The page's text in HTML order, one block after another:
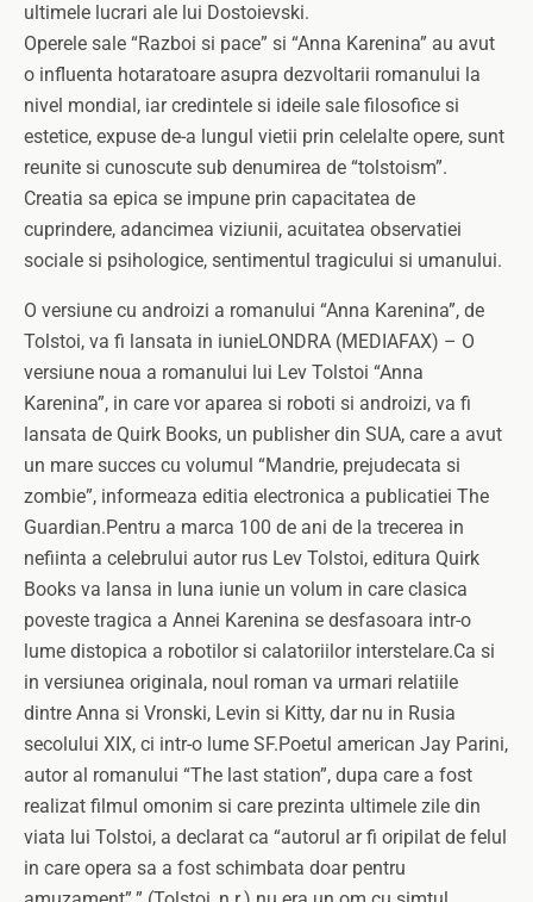
ultimele lucrari ale lui Dostoievski.
Operele sale “Razboi si pace” si “Anna Karenina” au avut
o influenta hotaratoare asupra dezvoltarii romanului la
nivel mondial, iar credintele si ideile sale filosofice si
estetice, expuse de-a lungul vietii prin celelalte opere, sunt
reunite si cunoscute sub denumirea de “tolstoism”.
Creatia sa epica se impune prin capacitatea de
cuprindere, adancimea viziunii, acuitatea observatiei
sociale si psihologice, sentimentul tragicului si umanului.
O versiune cu androizi a romanului “Anna Karenina”, de
Tolstoi, va fi lansata in iunieLONDRA (MEDIAFAX) – O
versiune noua a romanului lui Lev Tolstoi “Anna
Karenina”, in care vor aparea si roboti si androizi, va fi
lansata de Quirk Books, un publisher din SUA, care a avut
un mare succes cu volumul “Mandrie, prejudecata si
zombie”, informeaza editia electronica a publicatiei The
Guardian.Pentru a marca 100 de ani de la trecerea in
nefiinta a celebrului autor rus Lev Tolstoi, editura Quirk
Books va lansa in luna iunie un volum in care clasica
poveste tragica a Annei Karenina se desfasoara intr-o
lume distopica a robotilor si calatoriilor interstelare.Ca si
in versiunea originala, noul roman va urmari relatiile
dintre Anna si Vronski, Levin si Kitty, dar nu in Rusia
secolului XIX, ci intr-o lume SF.Poetul american Jay Parini,
autor al romanului “The last station”, dupa care a fost
realizat filmul omonim si care prezinta ultimele zile din
viata lui Tolstoi, a declarat ca “autorul ar fi oripilat de felul
in care opera sa a fost schimbata doar pentru